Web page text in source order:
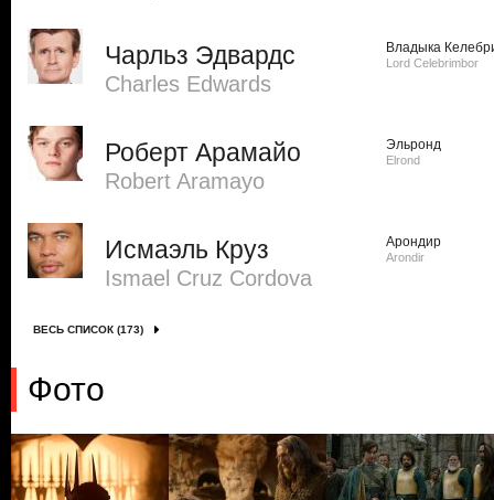
Чарльз Эдвардс
Charles Edwards
Владыка
Lord Celebrimbor
Роберт Арамайо
Robert Aramayo
Эльронд
Elrond
Исмаэль Круз
Ismael Cruz Cordova
Арондир
Arondir
ВЕСЬ СПИСОК (173)
Фото